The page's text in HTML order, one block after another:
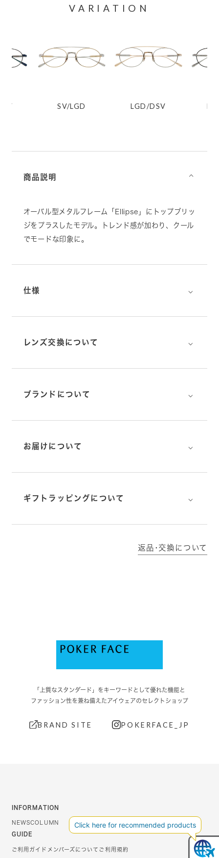
VARIATION
SV/LGD LGD/DSV
商品説明 ⌵
オーバル型メタルフレーム「Ellipse」にトップブリッ
ジをプラスしたモデル。トレンド感が加わり、クール
でモードな印象に。
仕様 ⌵
レンズ交換について ⌵
ブランドについて ⌵
お届けについて ⌵
ギフトラッピングについて ⌵
返品･交換について
「上質なスタンダード」をキーワードとして優れた機能と
ファッション性を兼ね備えたアイウェアのセレクトショップ
BRAND SITE POKERFACE_JP
INFORMATION
NEWSCOLUMN
GUIDE
ご利用ガイド メンバーズについて ご利用規約